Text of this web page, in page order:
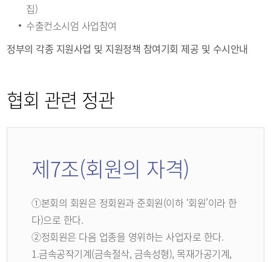
집)
수출컨소시엄 사업참여
정부의 각종 지원사업 및 지원정책 참여기회 제공 및 수시안내
협회 관련 정관
제7조(회원의 자격)
①본회의 회원은 정회원과 준회원(이하 ‘회원’이라 한
다)으로 한다.
②정회원은 다음 업종을 영위하는 사업자로 한다.
1.금속공작기계(금속절삭, 금속성형), 목재가공기계,